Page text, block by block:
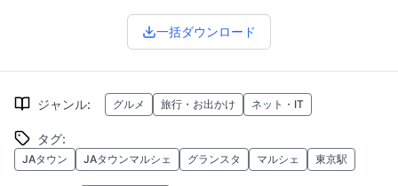
一括ダウンロード
ジャンル: グルメ 旅行・お出かけ ネット・IT
タグ:
JAタウン JAタウンマルシェ グランスタ マルシェ 東京駅